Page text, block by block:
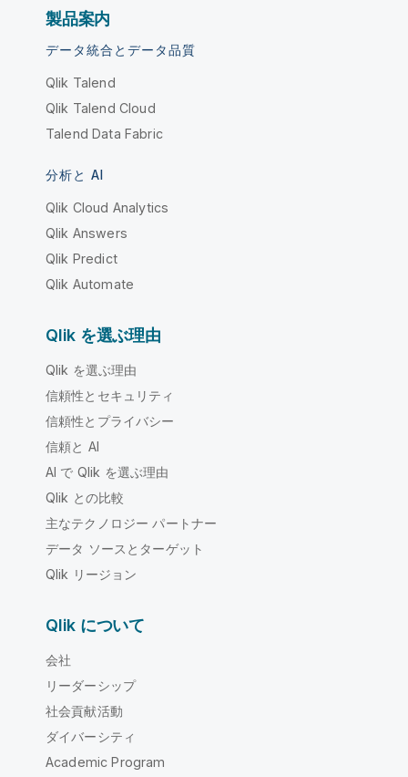
製品案内
データ統合とデータ品質
Qlik Talend
Qlik Talend Cloud
Talend Data Fabric
分析と AI
Qlik Cloud Analytics
Qlik Answers
Qlik Predict
Qlik Automate
Qlik を選ぶ理由
Qlik を選ぶ理由
信頼性とセキュリティ
信頼性とプライバシー
信頼と AI
AI で Qlik を選ぶ理由
Qlik との比較
主なテクノロジー パートナー
データ ソースとターゲット
Qlik リージョン
Qlik について
会社
リーダーシップ
社会貢献活動
ダイバーシティ
Academic Program